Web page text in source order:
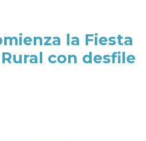
la Fiesta
con desfile